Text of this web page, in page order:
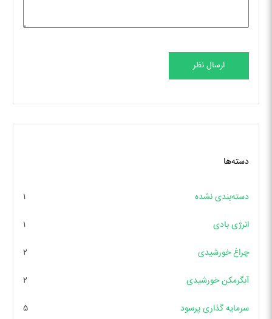
ارسال نظر
دسته‌ها
دسته‌بندی نشده ۱
انرژی بادی ۱
چراغ خورشیدی ۲
آبگرمکن خورشیدی ۲
سرمایه گذاری پرسود ۵